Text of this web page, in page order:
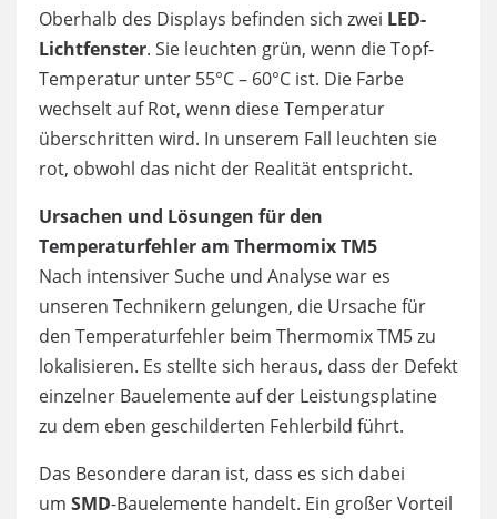
Oberhalb des Displays befinden sich zwei LED-
Lichtfenster. Sie leuchten grün, wenn die Topf-
Temperatur unter 55°C – 60°C ist. Die Farbe
wechselt auf Rot, wenn diese Temperatur
überschritten wird. In unserem Fall leuchten sie
rot, obwohl das nicht der Realität entspricht.
Ursachen und Lösungen für den
Temperaturfehler am Thermomix TM5
Nach intensiver Suche und Analyse war es
unseren Technikern gelungen, die Ursache für
den Temperaturfehler beim Thermomix TM5 zu
lokalisieren. Es stellte sich heraus, dass der Defekt
einzelner Bauelemente auf der Leistungsplatine
zu dem eben geschilderten Fehlerbild führt.
Das Besondere daran ist, dass es sich dabei
um SMD-Bauelemente handelt. Ein großer Vorteil